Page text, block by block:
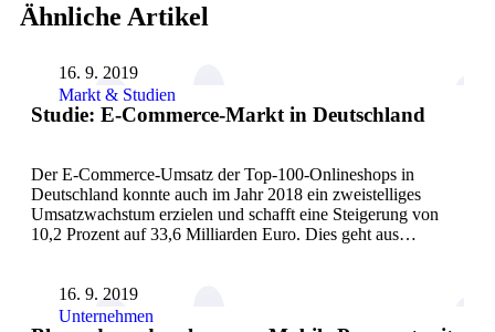
Ähnliche Artikel
16. 9. 2019
Markt & Studien
Studie: E-Commerce-Markt in Deutschland
Der E-Commerce-Umsatz der Top-100-Onlineshops in
Deutschland konnte auch im Jahr 2018 ein zweistelliges
Umsatzwachstum erzielen und schafft eine Steigerung von
10,2 Prozent auf 33,6 Milliarden Euro. Dies geht aus…
16. 9. 2019
Unternehmen